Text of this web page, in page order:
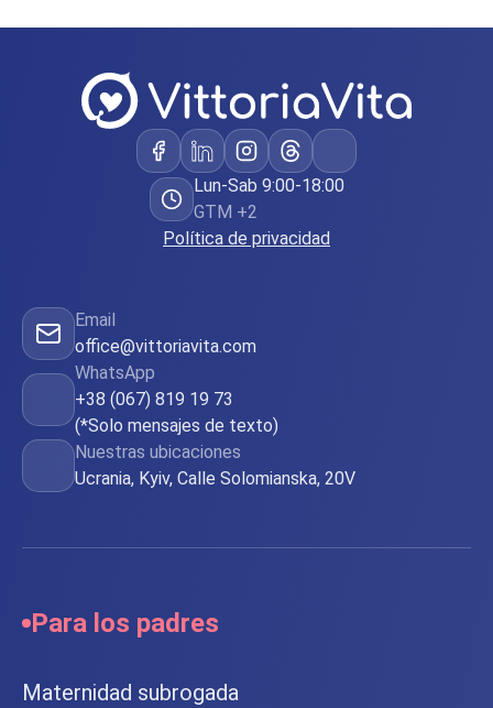
Lun-Sab 9:00-18:00
GTM +2
Política de privacidad
Email
office@vittoriavita.com
WhatsApp
+38 (067) 819 19 73
(*Solo mensajes de texto)
Nuestras ubicaciones
Ucrania, Kyiv, Calle Solomianska, 20V
Para los padres
Maternidad subrogada